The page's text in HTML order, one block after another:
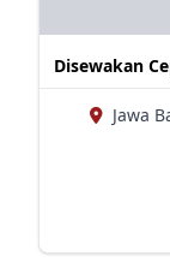
Disewakan
Jawa